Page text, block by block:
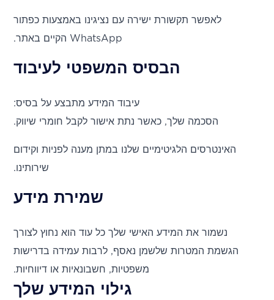
לאפשר תקשורת ישירה עם נציגינו באמצעות כפתור
WhatsApp הקיים באתר.
הבסיס המשפטי לעיבוד
עיבוד המידע מתבצע על בסיס:
הסכמה שלך, כאשר נתת אישור לקבל חומרי שיווק.
האינטרסים הלגיטימיים שלנו במתן מענה לפניות וקידום
שירותינו.
שמירת מידע
נשמור את המידע האישי שלך כל עוד הוא נחוץ לצורך
הגשמת המטרות שלשמן נאסף, לרבות עמידה בדרישות
משפטיות, חשבונאיות או דיווחיות.
גילוי המידע שלך